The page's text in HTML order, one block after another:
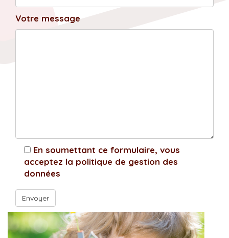
Votre message
En soumettant ce formulaire, vous
acceptez la politique de gestion des
données